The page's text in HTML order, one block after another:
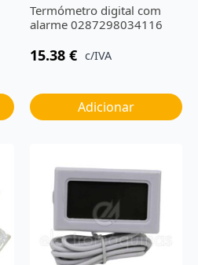
Termómetro digital com
alarme 0287298034116
15.38 € c/IVA
Adicionar